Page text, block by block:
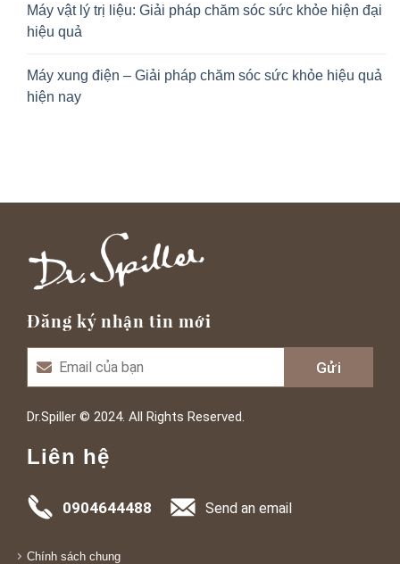
Máy vật lý trị liệu: Giải pháp chăm sóc sức khỏe hiện đại
hiệu quả
Máy xung điện – Giải pháp chăm sóc sức khỏe hiệu quả
hiện nay
Đăng ký nhận tin mới
Dr.Spiller © 2024. All Rights Reserved.
Liên hệ
0904644488 Send an email
Chính sách chung